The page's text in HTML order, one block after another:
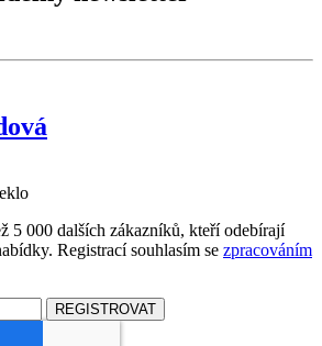
5 000 dalších zákazníků, kteří odebírají
Registrací souhlasím se zpracováním
REGISTROVAT